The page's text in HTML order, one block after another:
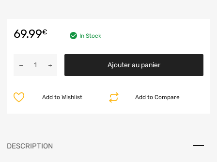
69.99€ In Stock
Ajouter au panier
Add to Compare
Add to Wishlist
DESCRIPTION